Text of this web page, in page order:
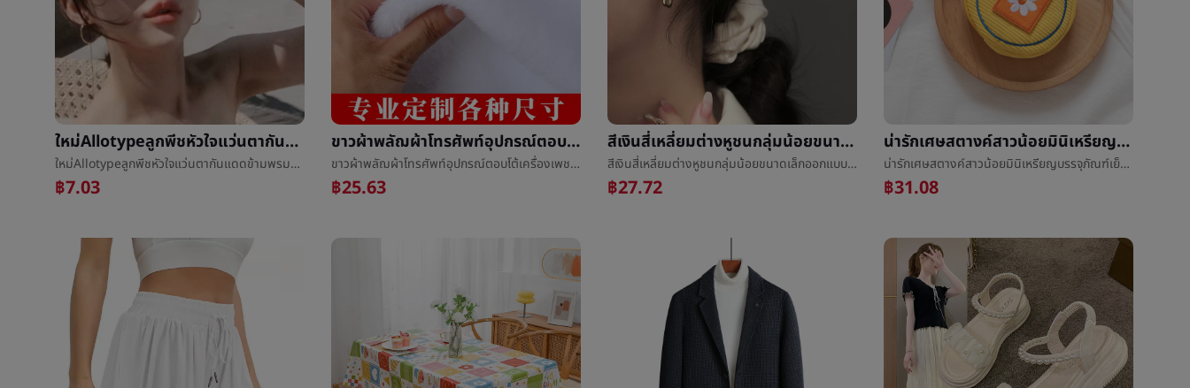
ใหม่Allotypeลูกพีชหัวใจแว่นตากันแดดข้ามพรมแดนยุโรปงานเลี้ยงç±หัวใจแว่นตาสุทธิสีแดงถนนชนะแฟชั่นนางสาวแว่นตากันแดด
ใหม่Allotypeลูกพีชหัวใจแว่นตากันแดดข้ามพรมแดนยุโรปงานเลี้ยงç±หัวใจแว่นตาสุทธิสีแดงถนนชนะแฟชั่นนางสาวแว่นตากันแดด
฿7.03
ขาวผ้าพลัฌผ้าโทรศัพท์อุปกรณ์ตอบโต้เครื่องเพชรพลอยตู้โชว์æ¡ผ้าå«ผ้าvillusแผงลอยผ้าถ่ายภาพèæ¯ผ้า
ขาวผ้าพลัฌผ้าโทรศัพท์อุปกรณ์ตอบโต้เครื่องเพชรพลอยตู้โชว์æ¡ผ้าå«ผ้าvillusแผงลอยผ้าถ่ายภาพèæ¯ผ้า
฿25.63
สีเงินสี่เหลี่ยมต่างหูชนกลุ่มน้อยขนาดเล็กออกแบบความรู้สึกอารมณ์สูงบรรยากาศหญิงสีเงินหูวงกลม2021ปีที่ผ่านมาใหม่น้ำขึ้นน้ำลงหูé¥°
สีเงินสี่เหลี่ยมต่างหูชนกลุ่มน้อยขนาดเล็กออกแบบความรู้สึกอารมณ์สูงบรรยากาศหญิงสีเงินหูวงกลม2021ปีที่ผ่านมาใหม่น้ำขึ้นน้ำลงหูé¥°
฿27.72
น่ารักเศษสตางค์สาวน้อยมินิเหรียญบรรจุภัณฑ์เย็บปักถักร้อยเล็กแขวนอุปกรณ์บรรจุภัณฑ์เกาหลีinsมือเอาญี่ปุ่นแพ็กเกจถุง
น่ารักเศษสตางค์สาวน้อยมินิเหรียญบรรจุภัณฑ์เย็บปักถักร้อยเล็กแขวนอุปกรณ์บรรจุภัณฑ์เกาหลีinsมือเอาญี่ปุ่นแพ็กเกจถุง
฿31.08